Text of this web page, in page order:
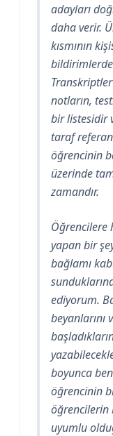
adayları
daha verir.
kısmının
notların,
bir listesidir
taraf
öğrencinin
üzerinde
zamandır.
Öğrencilere
yapan bir
bağlamı
ediyorum.
boyunca
öğrencinin
öğrencilerin
uyumlu